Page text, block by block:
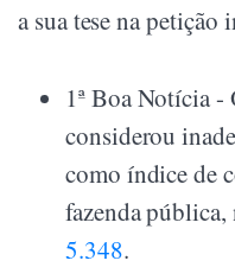
a sua tese na petição
1ª Boa Notícia -
considerou
como índice de
fazenda
5.348.